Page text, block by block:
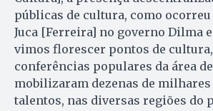
públicas de cultura, como
Juca [Ferreira] no governo Dilma
vimos florescer pontos de
conferências populares da área
mobilizaram dezenas de milhares
talentos, nas diversas regiões do